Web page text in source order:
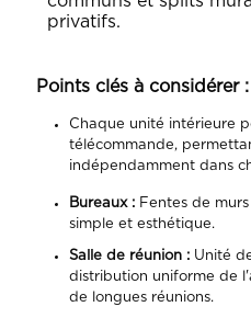
privatifs.
Points clés à considérer :
Chaque unité intérieure
télécommande,
indépendamment dans
Bureaux : Fentes de
simple et esthétique.
Salle de réunion : Unité
distribution uniforme de
de longues réunions.